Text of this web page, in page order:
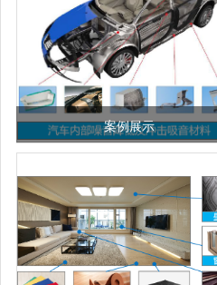
案例展示